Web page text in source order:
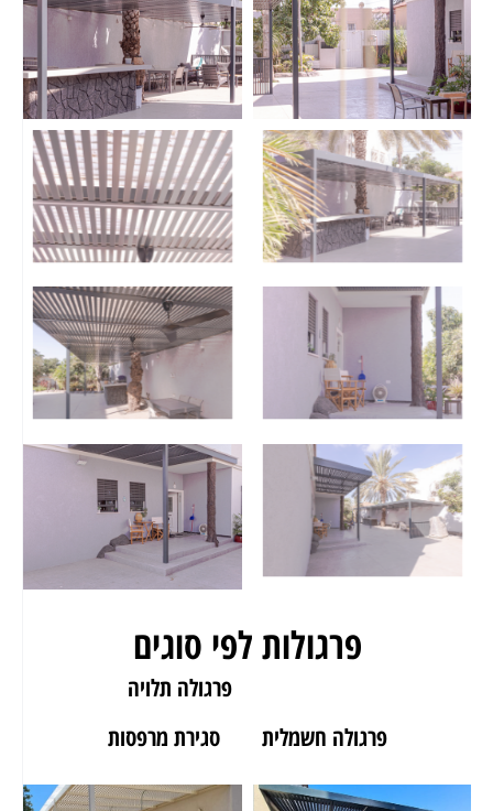
פרגולות לפי סוגים
פרגולה תלויה
פרגולה חשמלית
סגירת מרפסות